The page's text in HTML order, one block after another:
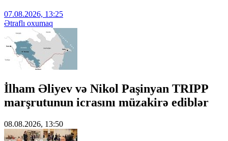
07.08.2026, 13:25
Ətraflı oxumaq
İlham Əliyev və Nikol Paşinyan TRIPP
marşrutunun icrasını müzakirə ediblər
08.08.2026, 13:50